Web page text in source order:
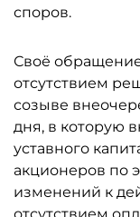
споров.
Своё
отсутствием
созыве
дня, в которую
уставного
акционеров по
изменений к